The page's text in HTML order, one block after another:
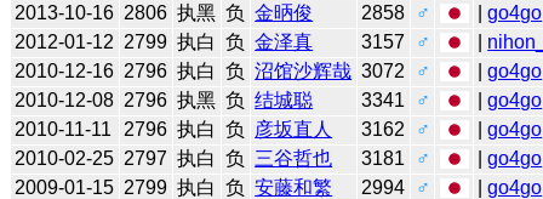
2013-10-16 2806 执黑 负 金昞俊 2858 ♂ |go4go
2012-01-12 2799 执白 负 金泽真 3157 ♂
2010-12-16 2796 执白 负 沼馆沙辉哉 3072 ♂ |go4go
2010-12-08 2796 执黑 负 结城聪 3341 ♂ |go4go
2010-11-11
2796 执白 负 彦坂直人 3162 ♂ |go4go
2010-02-25 2797 执白 负 三谷哲也 3181 ♂ |go4go
2009-01-15 2799 执白 负 安藤和繁 2994 ♂ |go4go